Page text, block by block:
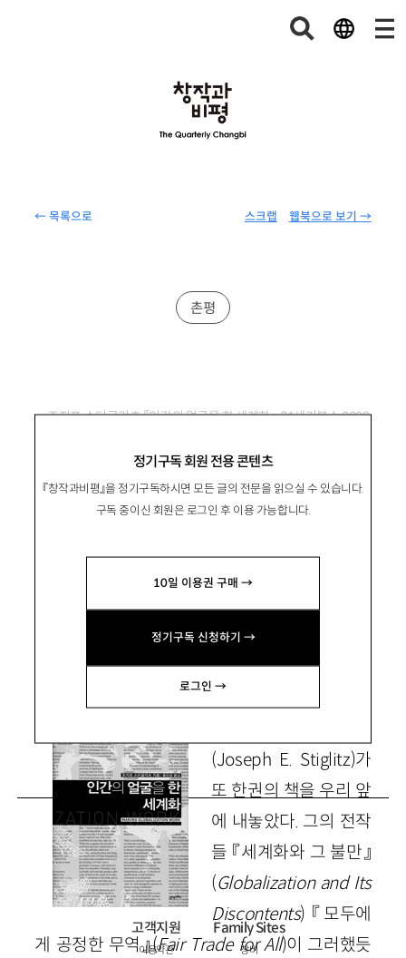
← 목록으로 웹북으로 보기 →
스크랩
정기구독 회원 전용 콘텐츠
『창작과비평』을 정기구독하시면 모든 글의 전문을 읽으실 수 있습니다.
구독 중이신 회원은 로그인 후 이용 가능합니다.
10일 이용권 구매 →
정기구독 신청하기 →
로그인 →
촌평
조지프 스티글리츠 『인간의 얼굴을 한 세계화』, 21세기북스 2008
대안적 세계화를 찾아서
중앙대 정치외교학과 교수
seungjoo@cau.ac.kr
(Joseph E. Stiglitz)가
또 한권의 책을 우리 앞
에 내놓았다. 그의 전작
들 『세계화와 그 불만』
(Globalization and Its
Discontents) 『모두에
게 공정한 무역』(Fair Trade forAll)이 그러했듯
고객지원
이용약관
Family Sites
창비